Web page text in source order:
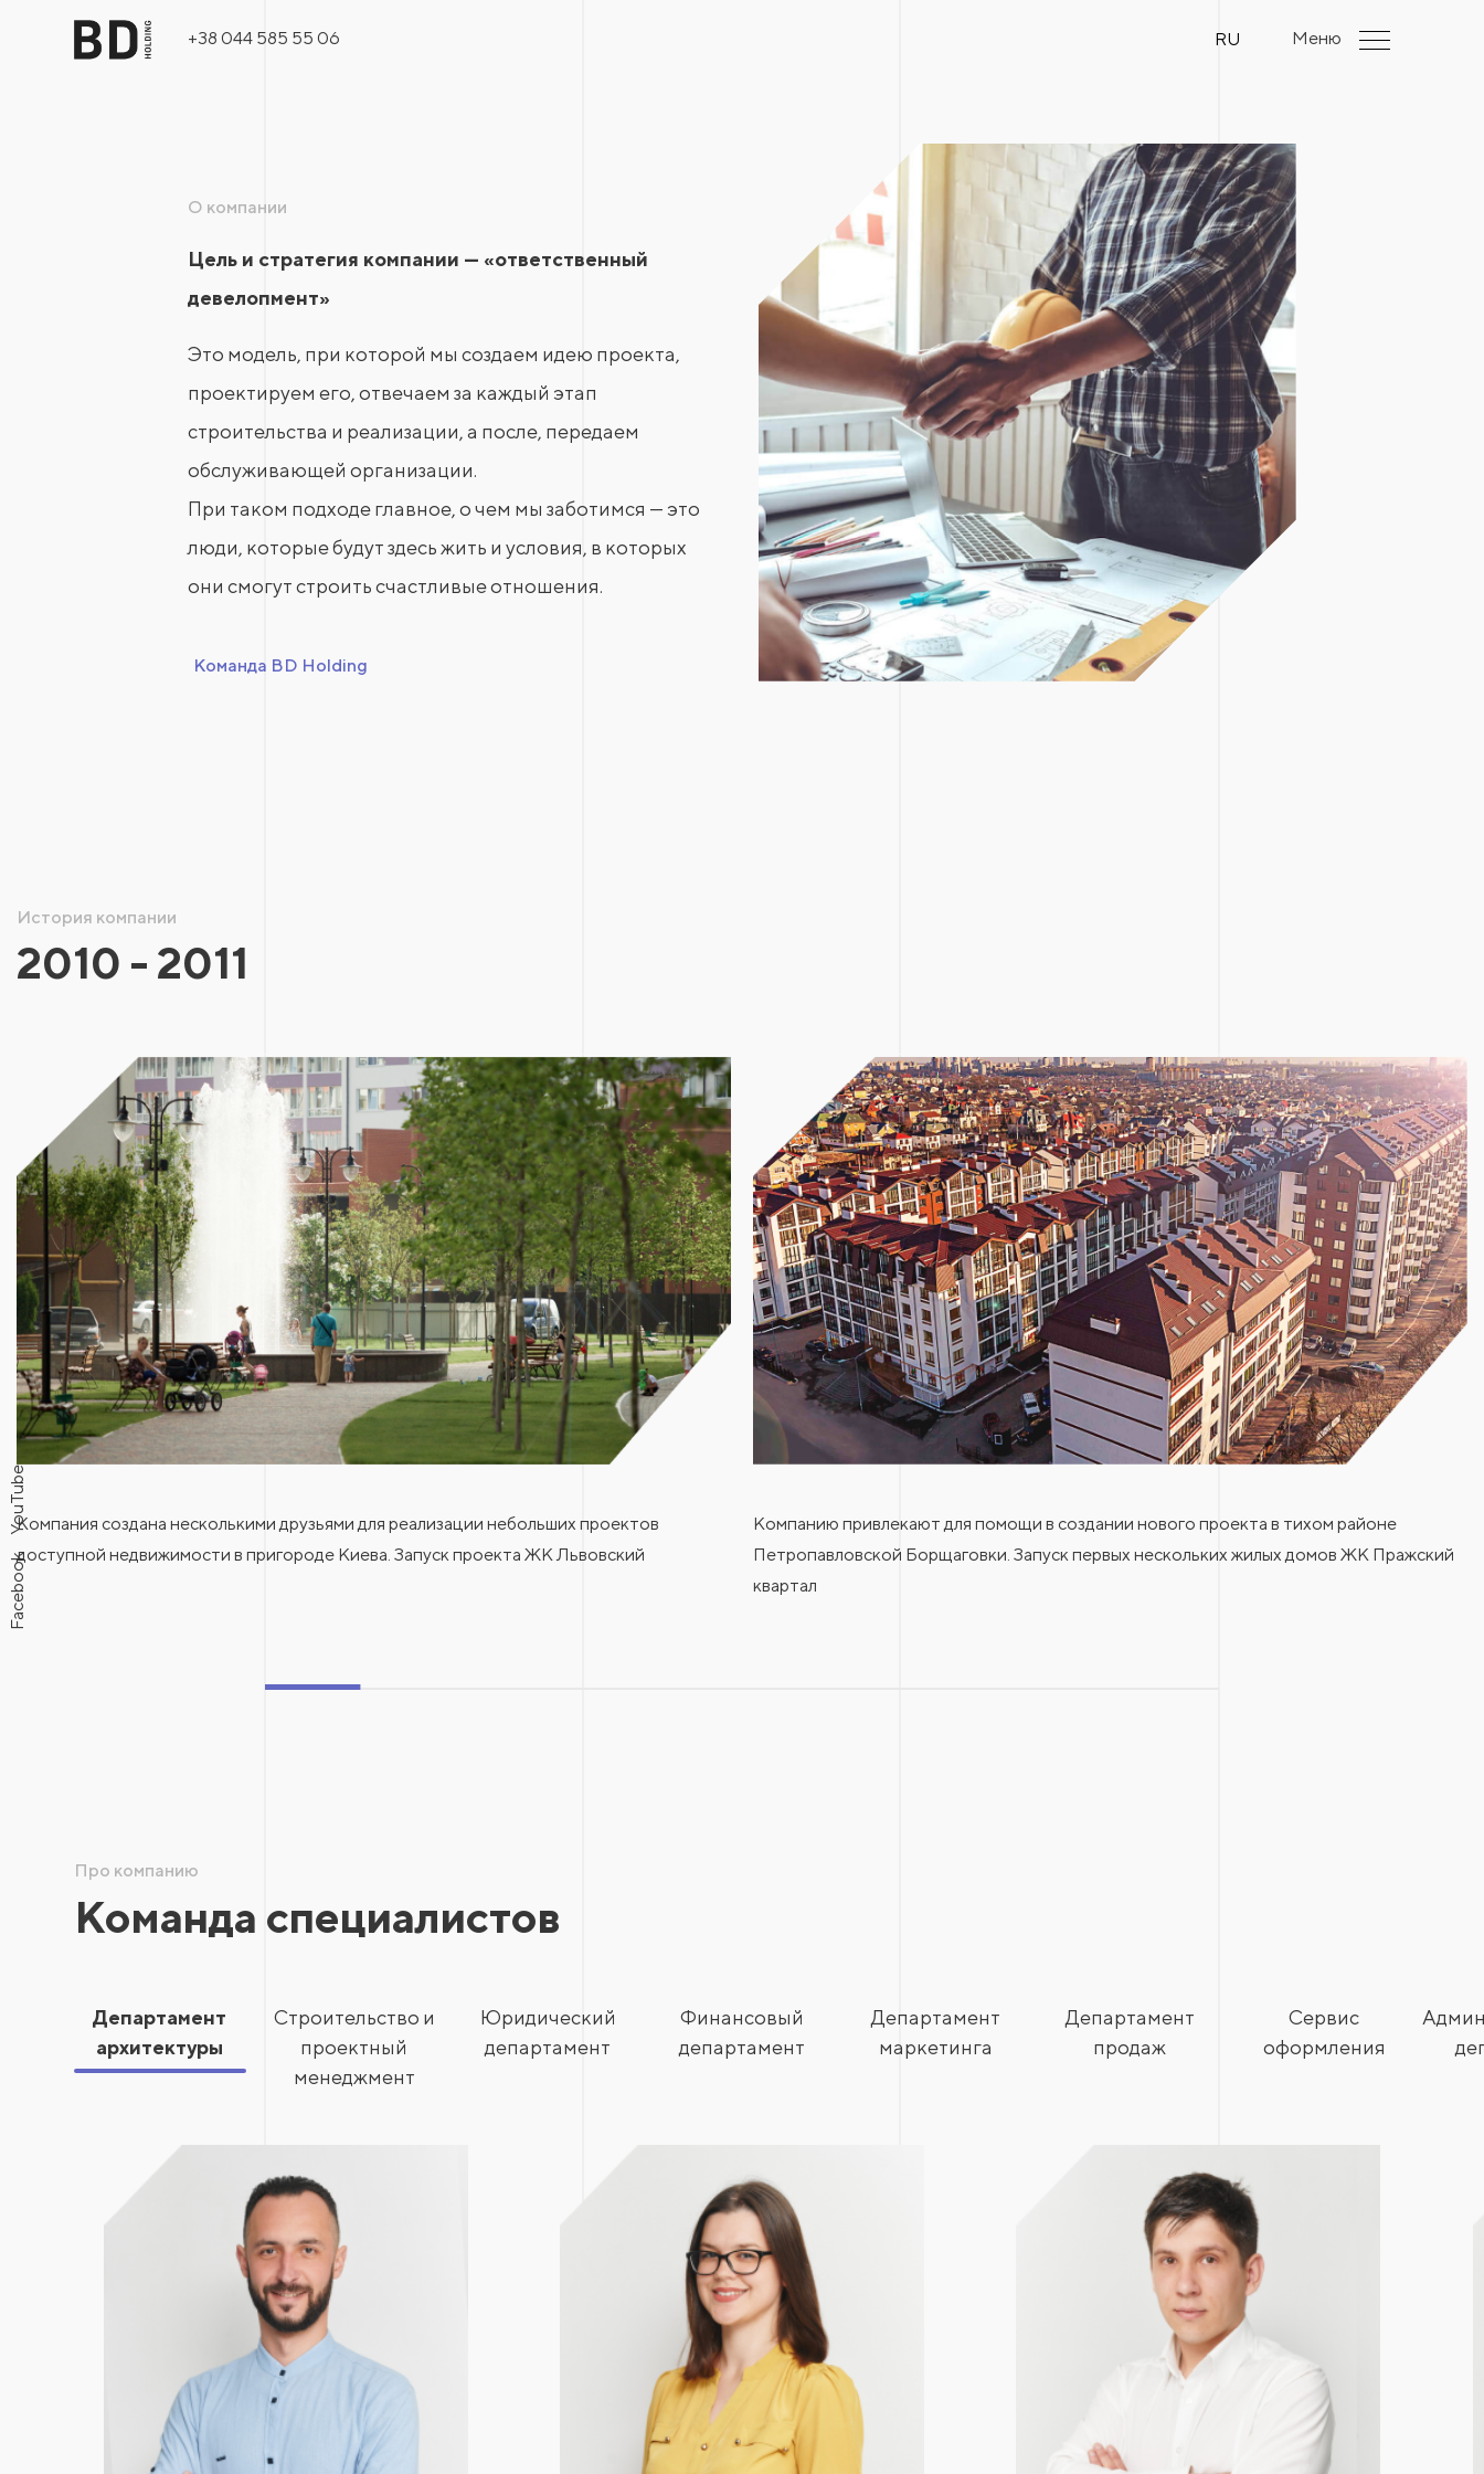
+38 044 585 55 06 RU Меню
YouTube
Facebook
О компании
Цель и стратегия компании — «ответственный
девелопмент»
Это модель, при которой мы создаем идею проекта,
проектируем его, отвечаем за каждый этап
строительства и реализации, а после, передаем
обслуживающей организации.
При таком подходе главное, о чем мы заботимся — это
люди, которые будут здесь жить и условия, в которых
они смогут строить счастливые отношения.
Команда BD Holding
История компании
2010 - 2011
Компания создана несколькими друзьями для реализации небольших проектов
доступной недвижимости в пригороде Киева. Запуск проекта ЖК Львовский
Компанию привлекают для помощи в создании нового проекта в тихом районе
Петропавловской Борщаговки. Запуск первых нескольких жилых домов ЖК Пражский
квартал
Про компанию
Команда специалистов
Департамент
архитектуры
Строительство и
проектный
менеджмент
Юридический
департамент
Финансовый
департамент
Департамент
маркетинга
Департамент
продаж
Сервис
оформления